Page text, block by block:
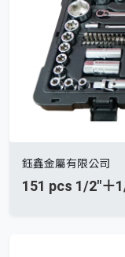
鈺鑫金屬有限公司
151 pcs 1/2"＋